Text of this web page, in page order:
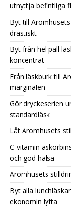
utnyttja befintliga
Byt till
drastiskt
Byt från hel pall
koncentrat
Från läskburk till
marginalen
Gör dryckeserien
standardläsk
Låt Aromhusets
C-vitamin
och god hälsa
Aromhusets
Byt alla
ekonomin lyfta